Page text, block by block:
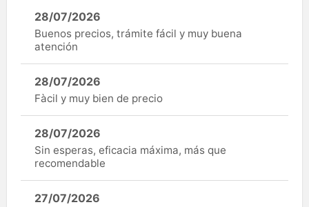
28/07/2026
Buenos precios, trámite fácil y muy buena
atención
28/07/2026
Fàcil y muy bien de precio
28/07/2026
Sin esperas, eficacia máxima, más que
recomendable
27/07/2026